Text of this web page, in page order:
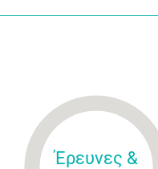
Έρευνες &